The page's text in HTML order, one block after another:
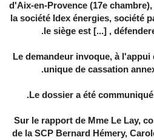
d'Aix-en-Provence (17e
la société Idex énergies, société
le siège est [...] ,
Le demandeur invoque, à
unique de cassation
Le dossier a été
Sur le rapport de Mme Le Lay,
de la SCP Bernard Hémery,